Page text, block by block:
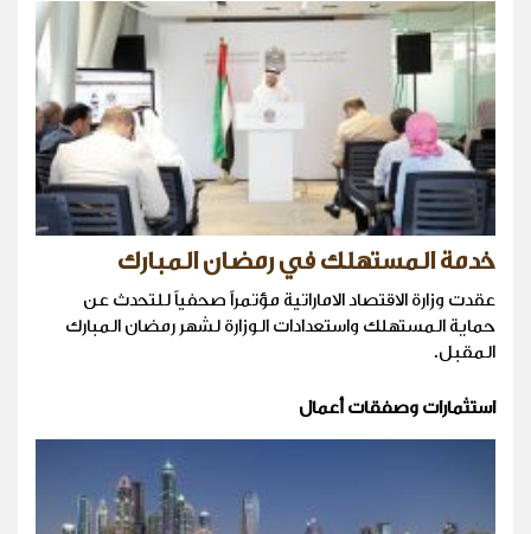
خدمة المستهلك في رمضان المبارك
عقدت وزارة الاقتصاد الاماراتية مؤتمراً صحفياً للتحدث عن
حماية المستهلك واستعدادات الوزارة لشهر رمضان المبارك
المقبل.
استثمارات وصفقات أعمال